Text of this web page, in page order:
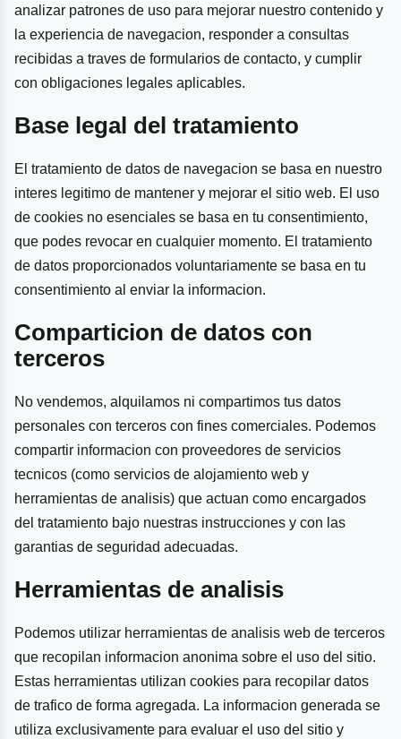
analizar patrones de uso para mejorar nuestro contenido y
la experiencia de navegacion, responder a consultas
recibidas a traves de formularios de contacto, y cumplir
con obligaciones legales aplicables.
Base legal del tratamiento
El tratamiento de datos de navegacion se basa en nuestro
interes legitimo de mantener y mejorar el sitio web. El uso
de cookies no esenciales se basa en tu consentimiento,
que podes revocar en cualquier momento. El tratamiento
de datos proporcionados voluntariamente se basa en tu
consentimiento al enviar la informacion.
Comparticion de datos con
terceros
No vendemos, alquilamos ni compartimos tus datos
personales con terceros con fines comerciales. Podemos
compartir informacion con proveedores de servicios
tecnicos (como servicios de alojamiento web y
herramientas de analisis) que actuan como encargados
del tratamiento bajo nuestras instrucciones y con las
garantias de seguridad adecuadas.
Herramientas de analisis
Podemos utilizar herramientas de analisis web de terceros
que recopilan informacion anonima sobre el uso del sitio.
Estas herramientas utilizan cookies para recopilar datos
de trafico de forma agregada. La informacion generada se
utiliza exclusivamente para evaluar el uso del sitio y